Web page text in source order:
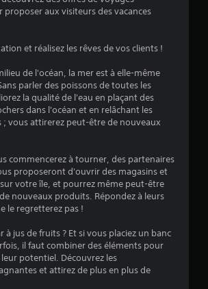
.
é
o
i
e
s
proposer aux visiteurs des vacances
et réalisez les rêves de vos clients !
de l'océan, la mer est à elle-même
parler des poissons de toutes les
la qualité de l'eau en plaçant des
dans l'océan et en relâchant les
; vous attirerez peut-être de nouveaux
commencerez à tourner, des partenaires
proposeront d'ouvrir des magasins et
votre île, et pourrez même peut-être
nouveaux produits. Répondez à leurs
le regretterez pas !
à jus de fruits ? Et si vous placiez un banc
il faut combiner des éléments pour
potentiel. Découvrez les
et attirez de plus en plus de